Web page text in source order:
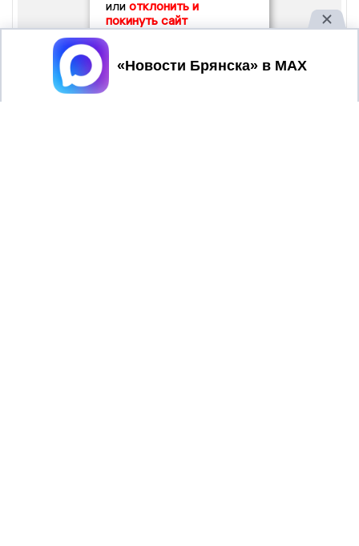
Дежурный по новостям
или отклонить и
покинуть сайт
Принять